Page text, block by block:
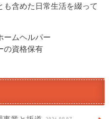
含めた日常生活を綴って
ームヘルパー
の資格保有